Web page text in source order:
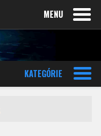
MENU
KATEGÓRIE